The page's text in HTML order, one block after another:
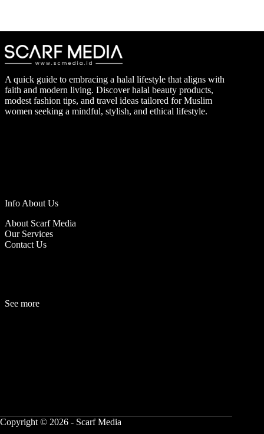
A quick guide to embracing a halal lifestyle that aligns with
faith and modern living. Discover halal beauty products,
modest fashion tips, and travel ideas tailored for Muslim
women seeking a mindful, stylish, and ethical lifestyle.
Info About Us
About Scarf Media
Our Services
Contact Us
See more
Copyright © 2026 - Scarf Media